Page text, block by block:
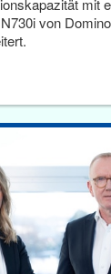
mit
von